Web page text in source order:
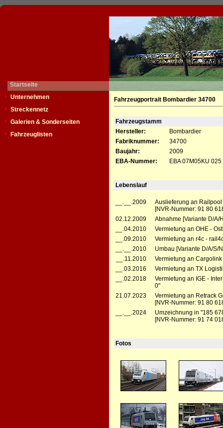
Startseite
Unternehmen
Streckennetz
Galerien & Sonderseiten
Fahrzeuglisten
Fahrzeugportrait Bombardier 34700
Fahrzeugstamm
Hersteller:
Bombardier
Fabriknummer:
34700
Baujahr:
2009
EBA-Nummer:
EBA 07M05KU 025
Lebenslauf
__.__.2009
Auslieferung an
[NVR-Nummer: 91 80
02.12.2009
Abnahme [Variante D/A/
__.04.2010
Vermietung an OHE -
__.09.2010
Vermietung an r4c -
__.__.2010
Umbau [Variante D/A/S/
__.11.2010
Vermietung an
__.03.2016
Vermietung an TX
__.02.2018
Vermietung an IGE -
0"
21.07.2023
Vermietung an Retrack
[NVR-Nummer: 91 80
__.__.2024
Umzeichnung in "185
[NVR-Nummer: 91 74
Fotos